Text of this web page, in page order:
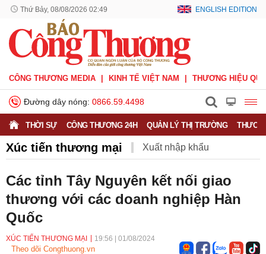
Thứ Bảy, 08/08/2026 02:49 ENGLISH EDITION
CÔNG THƯƠNG MEDIA KINH TẾ VIỆT NAM THƯƠNG HIỆU
Đường dây nóng: 0866.59.4498
THỜI SỰ CÔNG THƯƠNG 24H QUẢN LÝ THỊ TRƯỜNG
Xúc tiến thương mại Xuất nhập khẩu
Xuất xứ hàng hóa Xúc tiến thương mại
Thương mại điện tử
Các tỉnh Tây Nguyên kết nối giao
thương với các doanh nghiệp Hàn
Quốc
XÚC TIẾN THƯƠNG MẠI 19:56 01/08/2024
Theo dõi Congthuong.vn